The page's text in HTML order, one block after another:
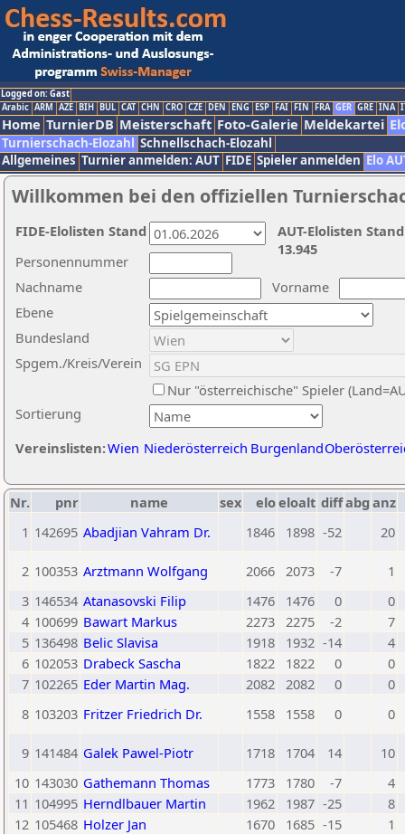
Logged on: Gast
Arabic ARM AZE BIH BUL CAT CHN CRO CZE DEN ENG ESP FAI FIN FRA GER GRE INA
Home TurnierDB Meisterschaft Foto-Galerie Meldekartei
Turnierschach-Elozahl Schnellschach-Elozahl
Allgemeines Turnier anmelden: AUT FIDE Spieler anmelden Elo
Willkommen bei den offiziellen
Nachname
Vorname
Ebene
Sortierung
Personennummer
Bundesland
Spgem./Kreis/Verein
Nur "österreichische" Spieler
Vereinslisten:Wien Niederösterreich Burgenland
AUT-Elolisten
13.945
FIDE-Elolisten Stand
Nr. pnr name sex eloeloalt diffabg anz
1 142695 Abadjian Vahram Dr. 1846 1898 -52 20
2 100353 Arztmann Wolfgang 2066 2073 -7
1
3 146534 Atanasovski Filip 1476 1476 0
0
4 100699 Bawart Markus 2273 2275 -2
7
5 136498 Belic Slavisa 1918 1932 -14
4
6 102053 Drabeck Sascha 1822 1822 0
0
7 102265 Eder Martin Mag. 2082 2082 0
0
8 103203 Fritzer Friedrich Dr. 1558 1558 0 0
9 141484 Galek Pawel-Piotr 1718 1704 14
10
10 143030 Gathemann Thomas 1773 1780 -7
4
11 104995 Herndlbauer Martin 1962 1987 -25
8
12 105468 Holzer Jan 1670 1685 -15
1